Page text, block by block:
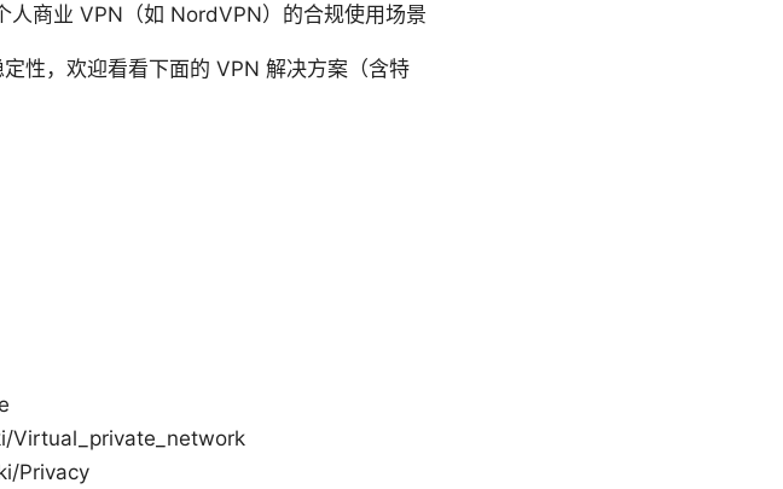
人商业 VPN（如 NordVPN）的合规使用场景
性，欢迎看看下面的 VPN 解决方案（含特
Virtual_private_network
Privacy